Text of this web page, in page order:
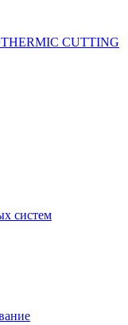
CUTTING
систем